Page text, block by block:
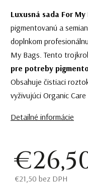
Luxusná sada For My
pigmentovanú a
doplnkom
My Bags. Tento
pre potreby
Obsahuje čistiaci
vyživujúci Organic
Detailné informácie
€21,50 bez DPH